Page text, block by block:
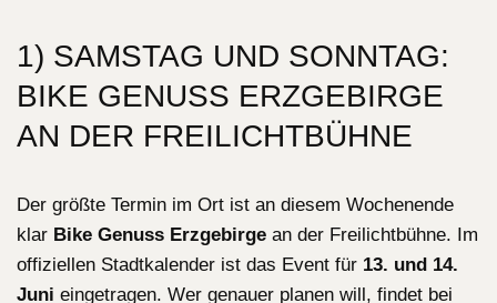
1) SAMSTAG UND SONNTAG:
BIKE GENUSS ERZGEBIRGE
AN DER FREILICHTBÜHNE
Der größte Termin im Ort ist an diesem Wochenende
klar Bike Genuss Erzgebirge an der Freilichtbühne. Im
offiziellen Stadtkalender ist das Event für 13. und 14.
Juni eingetragen. Wer genauer planen will, findet bei